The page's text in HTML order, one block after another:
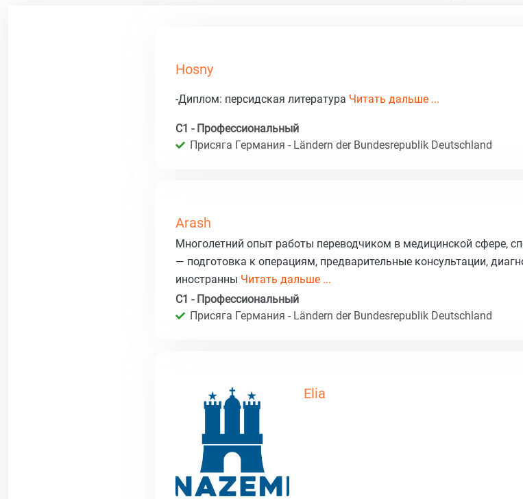
Hosny
-Диплом: персидская литература Читать дальше ...
C1 - Профессиональный
Присяга Германия - Ländern der Bundesrepublik Deutschland
Arash
Многолетний опыт работы переводчиком в медицинской сфере,
— подготовка к операциям, предварительные консультации,
иностранны Читать дальше ...
C1 - Профессиональный
Присяга Германия - Ländern der Bundesrepublik Deutschland
Elia